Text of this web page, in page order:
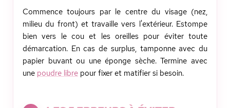
Commence toujours par le centre du visage (nez,
milieu du front) et travaille vers l'extérieur. Estompe
bien vers le cou et les oreilles pour éviter toute
démarcation. En cas de surplus, tamponne avec du
papier buvant ou une éponge sèche. Termine avec
une poudre libre pour fixer et matifier si besoin.